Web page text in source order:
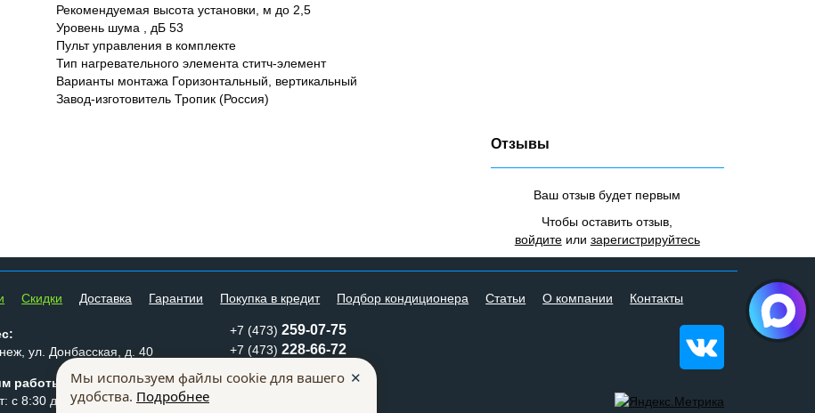
Рекомендуемая высота установки, м до 2,5
Уровень шума , дБ 53
Пульт управления в комплекте
Тип нагревательного элемента ститч-элемент
Варианты монтажа Горизонтальный, вертикальный
Завод-изготовитель Тропик (Россия)
Отзывы
Ваш отзыв будет первым
Чтобы оставить отзыв,
войдитеили зарегистрируйтесь
Cкидки Доставка Гарантии Покупка в кредит Подбор кондиционера Статьи О компании Контакты
ул. Донбасская, д. 40
работы:
с 8:30 до 17:30
+7 (473) 259-07-75
+7 (473) 228-66-72
Мы используем файлы cookie для вашего
удобства. Подробнее
✕